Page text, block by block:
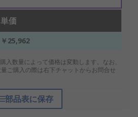
単価
￥25,962
入数量によって価格は変動します。なお、
ご購入の際は右下チャットからお問合せ
部品表に保存